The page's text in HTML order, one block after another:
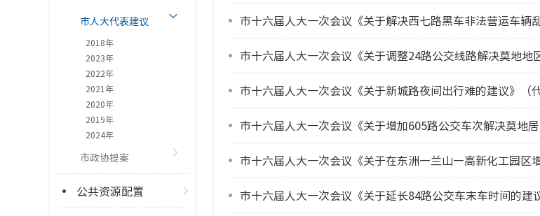
市人大代表建议
2018年
2023年
2022年
2021年
2020年
2019年
2024年
市政协提案
公共资源配置
市十六届人大一次会议《关于新城路夜间出行难的建议》（
市十六届人大一次会议《关于增加605路公交车次解决莫地
市十六届人大一次会议《关于在东洲—兰山—高新化工园区
市十六届人大一次会议《关于延长84路公交车末车时间的建